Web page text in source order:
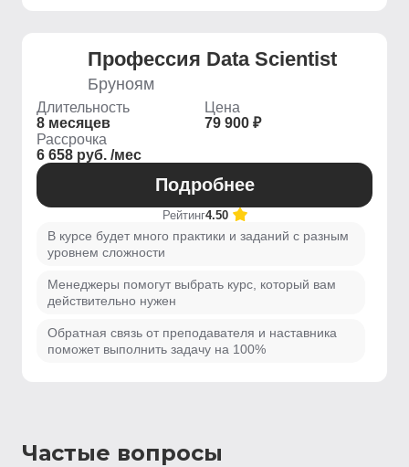
Профессия Data Scientist
Бруноям
Длительность
8 месяцев
Цена
79 900 ₽
Рассрочка
6 658 руб. /мес
Подробнее
Рейтинг4.50
В курсе будет много практики и заданий с разным
уровнем сложности
Менеджеры помогут выбрать курс, который вам
действительно нужен
Обратная связь от преподавателя и наставника
поможет выполнить задачу на 100%
Частые вопросы